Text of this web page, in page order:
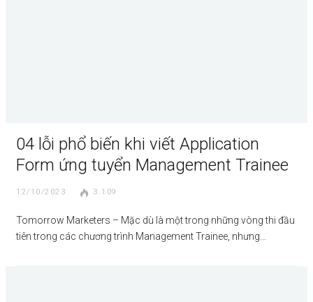
04 lỗi phổ biến khi viết Application
Form ứng tuyển Management Trainee
12/10/2023 3.109
Tomorrow Marketers – Mặc dù là một trong những vòng thi đầu
tiên trong các chương trình Management Trainee, nhưng…